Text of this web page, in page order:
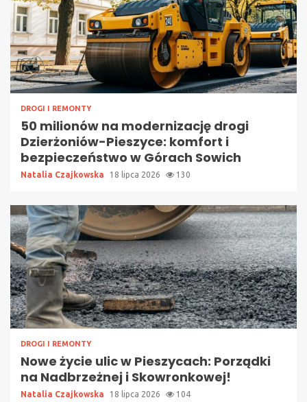
DROGI I REMONTY
50 milionów na modernizację drogi
Dzierżoniów-Pieszyce: komfort i
bezpieczeństwo w Górach Sowich
Natalia Czajkowska 18 lipca 2026 130
DROGI I REMONTY
Nowe życie ulic w Pieszycach: Porządki
na Nadbrzeżnej i Skowronkowej!
Natalia Czajkowska 18 lipca 2026 104